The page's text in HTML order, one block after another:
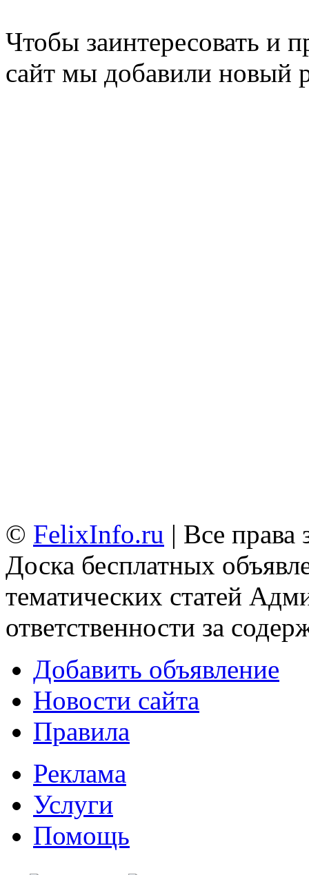
Чтобы заинтересовать и
сайт мы добавили новый
© FelixInfo.ru | Все
Доска бесплатных
тематических статей
ответственности за
Добавить объявление
Новости сайта
Правила
Реклама
Услуги
Помощь